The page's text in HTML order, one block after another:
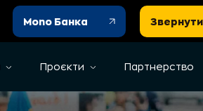
Mono Банка
Проєкти Партнерство